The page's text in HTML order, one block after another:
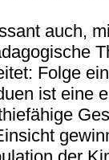
auch,
Folge
ist eine